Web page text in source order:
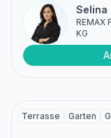
Selina
REMAX
KG
Terrasse Garten